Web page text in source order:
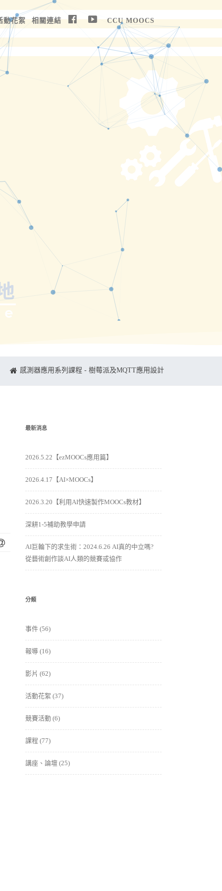
動花絮 相關連結 CCU MOOCS
感測器應用系列課程 - 樹莓派及MQTT應用設計
最新消息
2026.5.22【ezMOOCs應用篇】
2026.4.17【AI×MOOCs】
2026.3.20【利用AI快速製作MOOCs教材】
深耕1-5補助教學申請
AI巨輪下的求生術：2024.6.26 AI真的中立嗎?
從藝術創作談AI人類的競賽或協作
分類
事件 (56)
報導 (16)
影片 (62)
活動花絮 (37)
競賽活動 (6)
課程 (77)
講座、論壇 (25)